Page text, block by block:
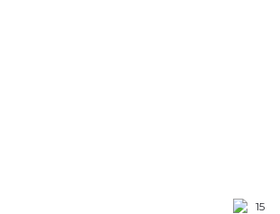
100 Ml